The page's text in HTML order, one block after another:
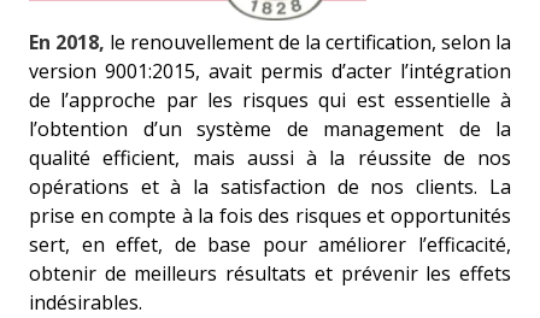
En 2018, le renouvellement de la certification, selon la
version 9001:2015, avait permis d’acter l’intégration
de l’approche par les risques qui est essentielle à
l’obtention d’un système de management de la
qualité efficient, mais aussi à la réussite de nos
opérations et à la satisfaction de nos clients. La
prise en compte à la fois des risques et opportunités
sert, en effet, de base pour améliorer l’efficacité,
obtenir de meilleurs résultats et prévenir les effets
indésirables.